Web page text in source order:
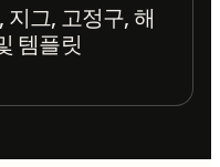
그, 고정구, 해
템플릿